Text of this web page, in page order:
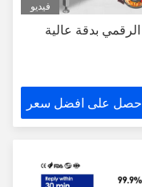
فيديو
الرقمي بدقة عالية
احصل على افضل سعر